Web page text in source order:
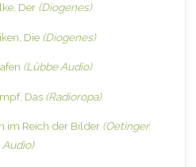
Der (Diogenes)
Die (Diogenes)
(Lübbe Audio)
Das (Radioropa)
im Reich der Bilder (Oetinger
Audio)